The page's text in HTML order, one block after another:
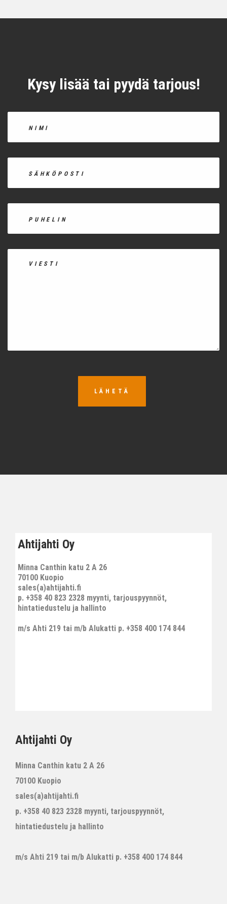
Kysy lisää tai pyydä tarjous!
LÄHETÄ
Ahtijahti Oy
Minna Canthin katu 2 A 26
70100 Kuopio
sales(a)ahtijahti.fi
p. +358 40 823 2328 myynti, tarjouspyynnöt,
hintatiedustelu ja hallinto
m/s Ahti 219 tai m/b Alukatti p. +358 400 174 844
Ahtijahti Oy
Minna Canthin katu 2 A 26
70100 Kuopio
sales(a)ahtijahti.fi
p. +358 40 823 2328 myynti, tarjouspyynnöt,
hintatiedustelu ja hallinto
m/s Ahti 219 tai m/b Alukatti p. +358 400 174 844